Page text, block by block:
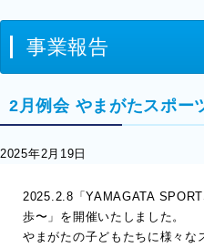
事業報告
2月例会 やまがたスポー
2025年2月19日
2025.2.8「YAMAGATA
歩〜」を開催いたしました。
やまがたの子どもたちに様々な